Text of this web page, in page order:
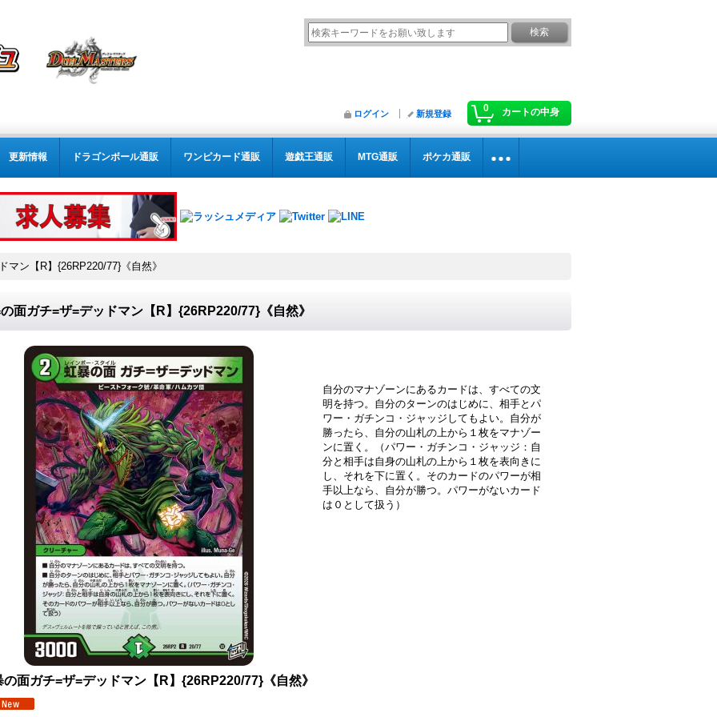
0 カートの中身
ログイン 新規登録
更新情報 ドラゴンボール通販 ワンピカード通販 遊戯王通販 MTG通販 ポケカ通販
マン【R】{26RP220/77}《自然》
面ガチ=ザ=デッドマン【R】{26RP220/77}《自然》
自分のマナゾーンにあるカードは、すべての文
明を持つ。自分のターンのはじめに、相手とパ
ワー・ガチンコ・ジャッジしてもよい。自分が
勝ったら、自分の山札の上から１枚をマナゾー
ンに置く。（パワー・ガチンコ・ジャッジ：自
分と相手は自身の山札の上から１枚を表向きに
し、それを下に置く。そのカードのパワーが相
手以上なら、自分が勝つ。パワーがないカード
は０として扱う）
の面ガチ=ザ=デッドマン【R】{26RP220/77}《自然》